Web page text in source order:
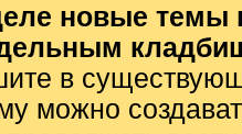
новые темы
в
можно